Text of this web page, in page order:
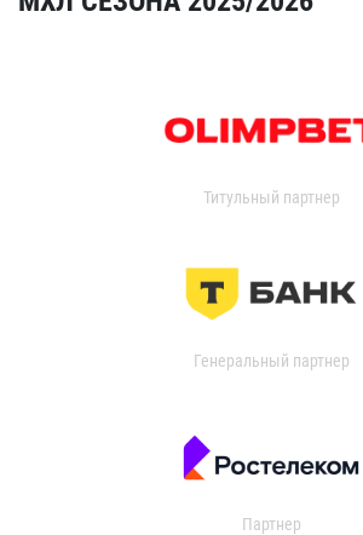
Титульный партнер
Генеральный партнер
Партнер